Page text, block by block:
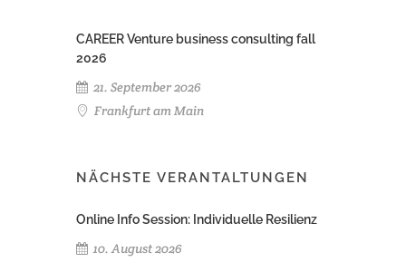
CAREER Venture business consulting fall
2026
21. September 2026
Frankfurt am Main
NÄCHSTE VERANTALTUNGEN
Online Info Session: Individuelle Resilienz
10. August 2026